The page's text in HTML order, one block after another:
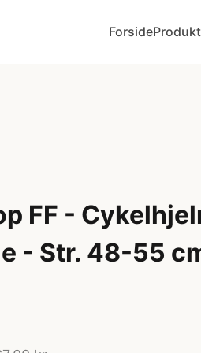
Forside
FF -
- Str. 48-55